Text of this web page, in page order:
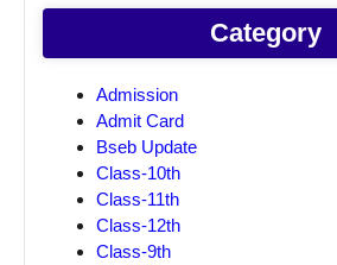
Category
Admission
Admit Card
Bseb Update
Class-10th
Class-11th
Class-12th
Class-9th